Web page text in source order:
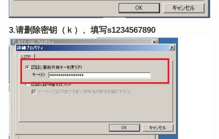
3.请删除密钥 （ｋ）、填写s1234567890